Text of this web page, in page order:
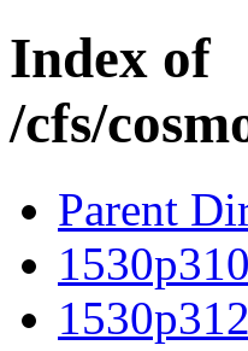
Index of
/cfs/
Parent